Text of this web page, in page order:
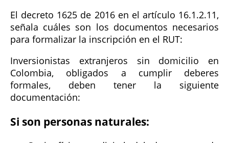
El decreto 1625 de 2016 en el artículo 16.1.2.11,
señala cuáles son los documentos necesarios
para formalizar la inscripción en el RUT:
Inversionistas extranjeros sin domicilio en
Colombia, obligados a cumplir deberes
formales, deben tener la siguiente
documentación:
Si son personas naturales: